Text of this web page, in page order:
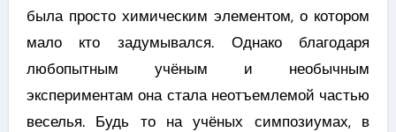
была просто химическим элементом, о котором
мало кто задумывался. Однако благодаря
любопытным учёным и необычным
экспериментам она стала неотъемлемой частью
веселья. Будь то на учёных симпозиумах, в